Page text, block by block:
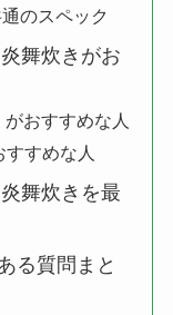
のスペック
舞炊きがお
おすすめな人
すめな人
舞炊きを最
る質問まと